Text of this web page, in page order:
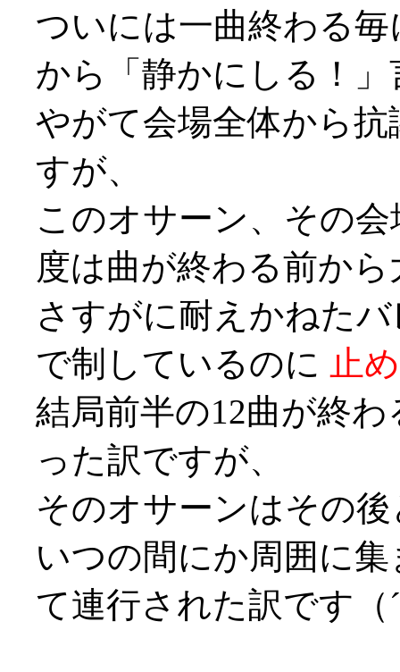
ついには一曲終わる
から「静かにしる！」
やがて会場全体から
すが、
このオサーン、その
度は曲が終わる前か
さすがに耐えかねた
で制しているのに 止
結局前半の12曲が終
った訳ですが、
そのオサーンはその
いつの間にか周囲に
て連行された訳です（